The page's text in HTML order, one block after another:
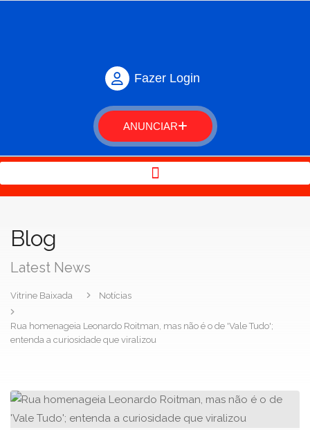
Fazer Login
ANUNCIAR
Blog
Latest News
Vitrine Baixada Notícias
Rua homenageia Leonardo Roitman, mas não é o de 'Vale Tudo';
entenda a curiosidade que viralizou